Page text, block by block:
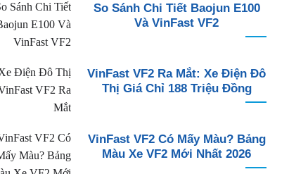
So Sánh Chi Tiết Baojun E100
Và VinFast VF2
VinFast VF2 Ra Mắt: Xe Điện Đô
Thị Giá Chỉ 188 Triệu Đồng
VinFast VF2 Có Mấy Màu? Bảng
Màu Xe VF2 Mới Nhất 2026